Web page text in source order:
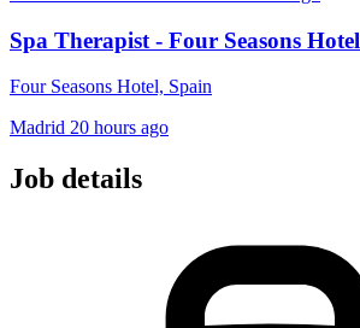
Spa Therapist - Four Seasons
Four Seasons Hotel, Spain
Madrid 20 hours ago
Job details